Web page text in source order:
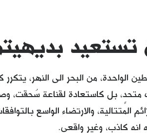
الواحدة، من البحر الى النهر،
بل كاستعادة لقناعة سُحقت،
المتتالية، والارتضاء الواسع
كاذب، وغير واقعي.